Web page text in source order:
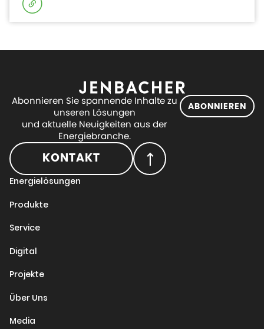
Abonnieren Sie spannende Inhalte zu
unseren Lösungen
und aktuelle Neuigkeiten aus der
Energiebranche.
ABONNIEREN
KONTAKT
Energielösungen
Produkte
Service
Digital
Projekte
Über Uns
Media